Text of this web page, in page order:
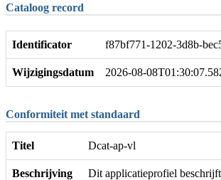
Cataloog record
Identificator f87bf771-1202-3d8b-
Wijzigingsdatum 2026-08-
Conformiteit met standaard
Titel Dcat-ap-vl
Beschrijving
Dit applicatieprofiel